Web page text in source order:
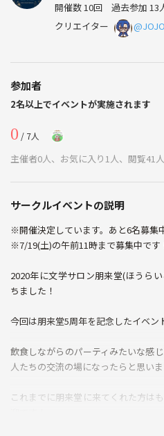
開催数 10回 過去参加 13
クリエイター
参加者
2名以上でイベントが実施されます
0 / 7人
主催者0人、お気に入り1人、閲覧41人
サークルイベントの説明
※開催決定しています。あと6名募集
※7/19(土)の午前11時まで募集中です
2020年に文学サロン朋来堂(ほうら
ちました！
今回は朋来堂5周年を記念したイベン
飲食しながらのパーティみたいな感
人たちの交流の場になったらと思いま
これまでに朋来堂に来てくれた方は